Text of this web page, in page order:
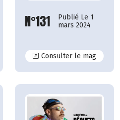
N°131
Publié Le 1
mars 2024
Consulter le magN°131